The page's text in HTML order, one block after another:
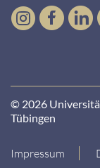
© 2026
Tübingen
Impressum